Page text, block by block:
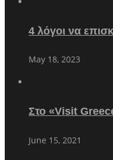
4 λόγοι να
May 18, 2023
Στο «Visit
June 15, 2021